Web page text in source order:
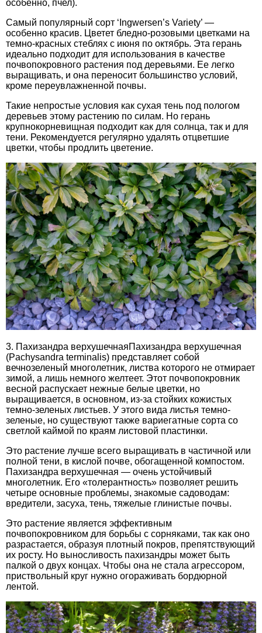
особенно, пчел).
Самый популярный сорт ‘Ingwersen’s Variety’ —
особенно красив. Цветет бледно-розовыми цветками на
темно-красных стеблях с июня по октябрь. Эта герань
идеально подходит для использования в качестве
почвопокровного растения под деревьями. Ее легко
выращивать, и она переносит большинство условий,
кроме переувлажненной почвы.
Такие непростые условия как сухая тень под пологом
деревьев этому растению по силам. Но герань
крупнокорневищная подходит как для солнца, так и для
тени. Рекомендуется регулярно удалять отцветшие
цветки, чтобы продлить цветение.
3. Пахизандра верхушечнаяПахизандра верхушечная
(Pachysandra terminalis) представляет собой
вечнозеленый многолетник, листва которого не отмирает
зимой, а лишь немного желтеет. Этот почвопокровник
весной распускает нежные белые цветки, но
выращивается, в основном, из-за стойких кожистых
темно-зеленых листьев. У этого вида листья темно-
зеленые, но существуют также вариегатные сорта со
светлой каймой по краям листовой пластинки.
Это растение лучше всего выращивать в частичной или
полной тени, в кислой почве, обогащенной компостом.
Пахизандра верхушечная — очень устойчивый
многолетник. Его «толерантность» позволяет решить
четыре основные проблемы, знакомые садоводам:
вредители, засуха, тень, тяжелые глинистые почвы.
Это растение является эффективным
почвопокровником для борьбы с сорняками, так как оно
разрастается, образуя плотный покров, препятствующий
их росту. Но выносливость пахизандры может быть
палкой о двух концах. Чтобы она не стала агрессором,
приствольный круг нужно огораживать бордюрной
лентой.